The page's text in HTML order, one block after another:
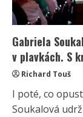
Gabriela
v plavkách. S
Richard Touš
I poté, co
Soukalová